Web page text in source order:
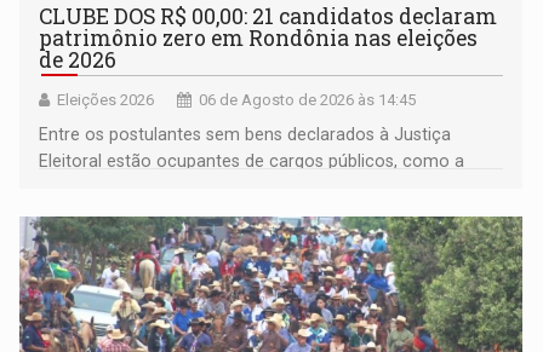
CLUBE DOS R$ 00,00: 21 candidatos declaram
patrimônio zero em Rondônia nas eleições
de 2026
Eleições 2026 06 de Agosto de 2026 às 14:45
Entre os postulantes sem bens declarados à Justiça
Eleitoral estão ocupantes de cargos públicos, como a
Pedro Geovar (PP) e a vice-prefeita Magna dos Anjos
(NOVO)